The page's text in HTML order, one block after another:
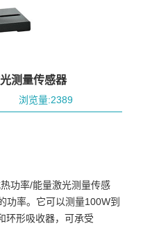
测量传感器
浏览量:2389
功率/能量激光测量传感
功率。它可以测量100W到
环形吸收器，可承受